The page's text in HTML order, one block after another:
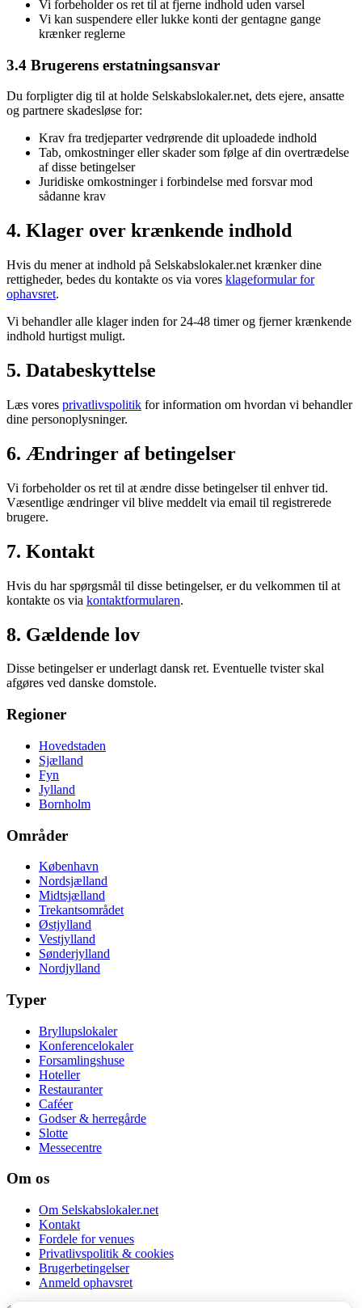
Vi forbeholder os ret til at fjerne indhold uden varsel
Vi kan suspendere eller lukke konti der gentagne gange
krænker reglerne
3.4 Brugerens erstatningsansvar
Du forpligter dig til at holde Selskabslokaler.net, dets ejere, ansatte
og partnere skadesløse for:
Krav fra tredjeparter vedrørende dit uploadede indhold
Tab, omkostninger eller skader som følge af din overtrædelse
af disse betingelser
Juridiske omkostninger i forbindelse med forsvar mod
sådanne krav
4. Klager over krænkende indhold
Hvis du mener at indhold på Selskabslokaler.net krænker dine
rettigheder, bedes du kontakte os via vores klageformular for
ophavsret.
Vi behandler alle klager inden for 24-48 timer og fjerner krænkende
indhold hurtigst muligt.
5. Databeskyttelse
Læs vores privatlivspolitik for information om hvordan vi behandler
dine personoplysninger.
6. Ændringer af betingelser
Vi forbeholder os ret til at ændre disse betingelser til enhver tid.
Væsentlige ændringer vil blive meddelt via email til registrerede
brugere.
7. Kontakt
Hvis du har spørgsmål til disse betingelser, er du velkommen til at
kontakte os via kontaktformularen.
8. Gældende lov
Disse betingelser er underlagt dansk ret. Eventuelle tvister skal
afgøres ved danske domstole.
Regioner
Hovedstaden
Sjælland
Fyn
Jylland
Bornholm
Områder
København
Nordsjælland
Midtsjælland
Trekantsområdet
Østjylland
Vestjylland
Sønderjylland
Nordjylland
Typer
Bryllupslokaler
Konferencelokaler
Forsamlingshuse
Hoteller
Restauranter
Caféer
Godser & herregårde
Slotte
Messecentre
Om os
Om Selskabslokaler.net
Kontakt
Fordele for venues
Privatlivspolitik & cookies
Brugerbetingelser
Anmeld ophavsret